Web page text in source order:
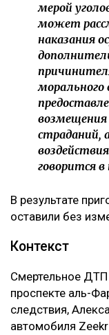
мерой
может
наказания
морального
страданий,
говорится в
В результате
оставили без
Контекст
Смертельное
проспекте аль-
следствия,
автомобиля